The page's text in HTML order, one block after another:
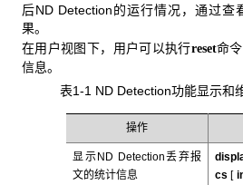
后ND Detection的运行情况，通过查
果。
在用户视图下，用户可以执行reset命
信息。
表1-1 ND Detection功能显示和
操作
显示ND Detection丢弃报
文的统计信息
cs [